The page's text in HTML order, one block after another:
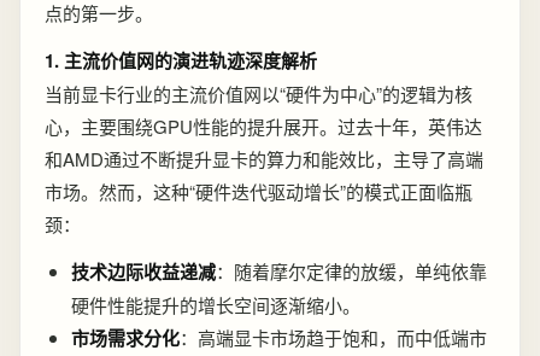
点的第一步。
1. 主流价值网的演进轨迹深度解析
当前显卡行业的主流价值网以“硬件为中心”的逻辑为核
心，主要围绕GPU性能的提升展开。过去十年，英伟达
和AMD通过不断提升显卡的算力和能效比，主导了高端
市场。然而，这种“硬件迭代驱动增长”的模式正面临瓶
颈：
技术边际收益递减：随着摩尔定律的放缓，单纯依靠
硬件性能提升的增长空间逐渐缩小。
市场需求分化：高端显卡市场趋于饱和，而中低端市